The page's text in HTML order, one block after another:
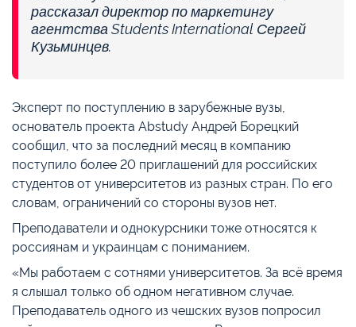
рассказал директор по маркетингу
агентства Students International Сергей
Кузьминцев.
Эксперт по поступлению в зарубежные вузы,
основатель проекта Abstudy Андрей Борецкий
сообщил, что за последний месяц в компанию
поступило более 20 приглашений для российских
студентов от университетов из разных стран. По его
словам, ограничений со стороны вузов нет.
Преподаватели и однокурсники тоже относятся к
россиянам и украинцам с пониманием.
«Мы работаем с сотнями университетов. За всё время
я слышал только об одном негативном случае.
Преподаватель одного из чешских вузов попросил